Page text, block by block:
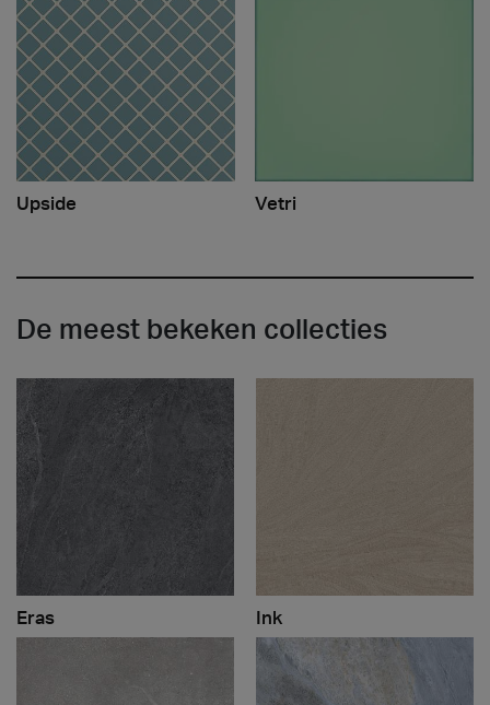
Upside Vetri
De meest bekeken collecties
Eras Ink